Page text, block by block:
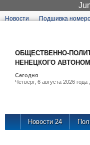
Новости Подшивка
ОБЩЕСТВЕННО-
НЕНЕЦКОГО
Сегодня
Четверг, 6 августа 2026 года
Новости 24